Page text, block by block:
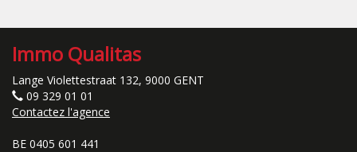
Immo Qualitas
Lange Violettestraat 132, 9000 GENT
09 329 01 01
Contactez l'agence
BE 0405 601 441